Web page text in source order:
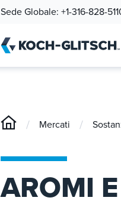
Sede Globale: +1-316-828-
/ Mercati /
AROMI